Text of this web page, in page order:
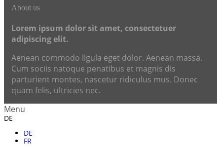
About us
Lorem ipsum dolor sit amet, consectetuer
adipiscing elit.
Aenean commodo ligula eget dolor. Aenean massa.
Cum sociis natoque penatibus et magnis dis
parturient montes, nascetur ridiculus mus. Donec
quam felis, ultricies nec.
Menu
DE
DE
FR